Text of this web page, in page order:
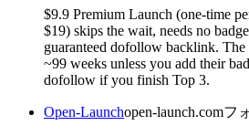
$9.9 Premium Launch (one-time
$19) skips the wait, needs no
guaranteed dofollow backlink.
~99 weeks unless you add their
dofollow if you finish Top 3.
Open-Launchopen-launch.comフ